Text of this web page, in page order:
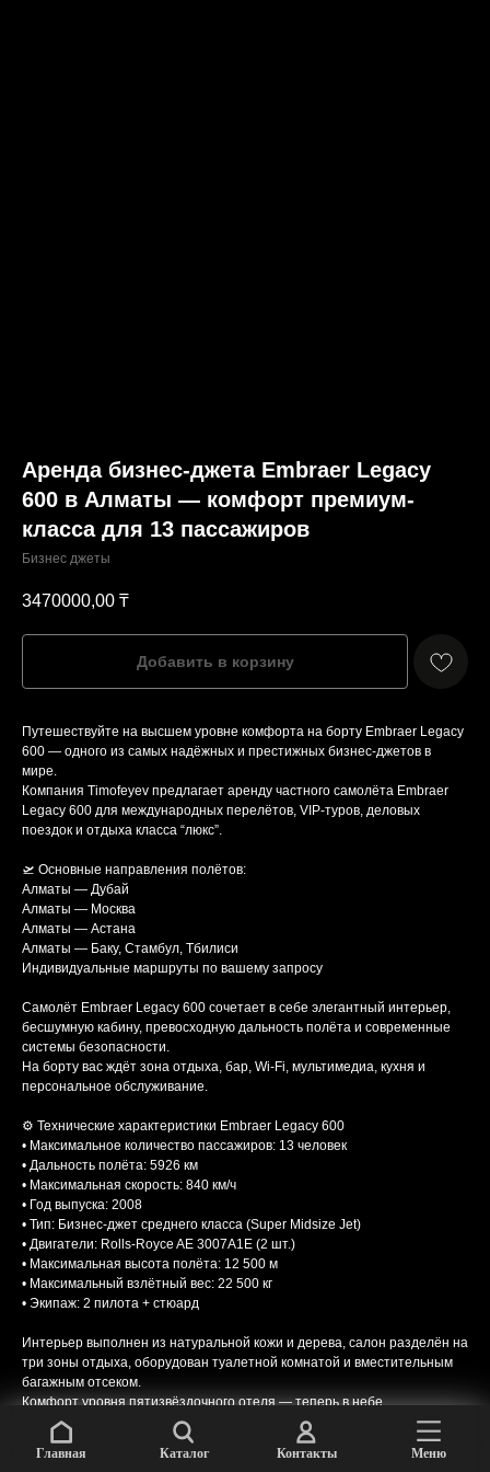
Аренда бизнес-джета Embraer Legacy
600 в Алматы — комфорт премиум-
класса для 13 пассажиров
Бизнес джеты
3470000,00 ₸
Добавить в корзину
Путешествуйте на высшем уровне комфорта на борту Embraer Legacy
600 — одного из самых надёжных и престижных бизнес-джетов в
мире.
Компания Timofeyev предлагает аренду частного самолёта Embraer
Legacy 600 для международных перелётов, VIP-туров, деловых
поездок и отдыха класса “люкс”.
🛫 Основные направления полётов:
Алматы — Дубай
Алматы — Москва
Алматы — Астана
Алматы — Баку, Стамбул, Тбилиси
Индивидуальные маршруты по вашему запросу
Самолёт Embraer Legacy 600 сочетает в себе элегантный интерьер,
бесшумную кабину, превосходную дальность полёта и современные
системы безопасности.
На борту вас ждёт зона отдыха, бар, Wi-Fi, мультимедиа, кухня и
персональное обслуживание.
⚙️ Технические характеристики Embraer Legacy 600
• Максимальное количество пассажиров: 13 человек
• Дальность полёта: 5926 км
• Максимальная скорость: 840 км/ч
• Год выпуска: 2008
• Тип: Бизнес-джет среднего класса (Super Midsize Jet)
• Двигатели: Rolls-Royce AE 3007A1E (2 шт.)
• Максимальная высота полёта: 12 500 м
• Максимальный взлётный вес: 22 500 кг
• Экипаж: 2 пилота + стюард
Интерьер выполнен из натуральной кожи и дерева, салон разделён на
три зоны отдыха, оборудован туалетной комнатой и вместительным
багажным отсеком.
Комфорт уровня пятизвёздочного отеля — теперь в небе.
Главная Каталог Контакты Меню